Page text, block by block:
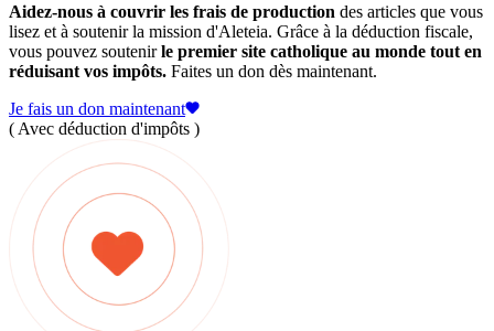
Aidez-nous à couvrir les frais de production des articles que vous
lisez et à soutenir la mission d'Aleteia. Grâce à la déduction fiscale,
vous pouvez soutenirle premier site catholique au monde tout en
réduisant vos impôts. Faites un don dès maintenant.
Je fais un don maintenant
( Avec déduction d'impôts )